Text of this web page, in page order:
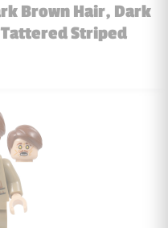
Brown Hair, Dark
Striped